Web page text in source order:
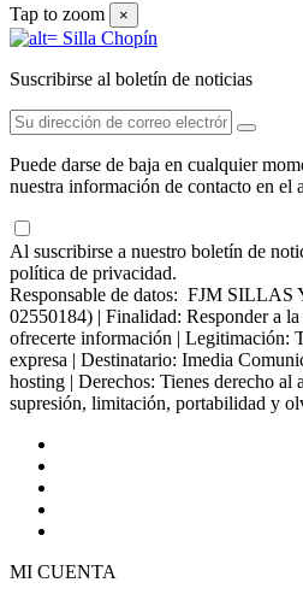
Tap to zoom ×
Suscribirse al boletín de noticias
Puede darse de baja en cualquier
nuestra información de contacto en el
Al suscribirse a nuestro boletín de
política de privacidad.
Responsable de datos: FJM
02550184) | Finalidad: Responder a
ofrecerte información | Legitimación:
expresa | Destinatario: Imedia
hosting | Derechos: Tienes derecho al
supresión, limitación, portabilidad y
MI CUENTA